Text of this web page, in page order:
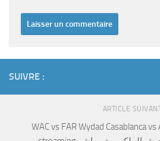
SUIVRE :
ARTICLE
WAC vs FAR Wydad Casablanca vs